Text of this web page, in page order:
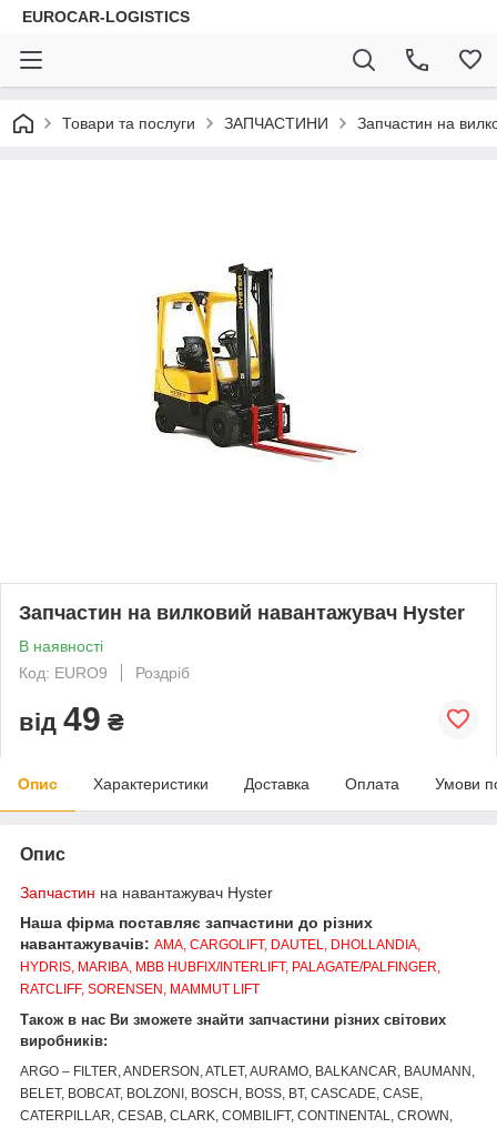
EUROCAR-LOGISTICS
Товари та послуги ЗАПЧАСТИНИ Запчастин на
Запчастин на вилковий навантажувач Hyster
В наявності
Код: EURO9
Роздріб
від 49 ₴
Опис Характеристики Доставка Оплата Умови
Опис
Запчастин на навантажувач Hyster
Наша фірма поставляє запчастини до різних
навантажувачів: AMA, CARGOLIFT, DAUTEL, DHOLLANDIA,
HYDRIS, MARIBA, MBB HUBFIX/INTERLIFT, PALAGATE/PALFINGER,
RATCLIFF, SORENSEN, MAMMUT LIFT
Також в нас Ви зможете знайти запчастини різних світових
виробників:
ARGO – FILTER, ANDERSON, ATLET, AURAMO, BALKANCAR, BAUMANN,
BELET, BOBCAT, BOLZONI, BOSCH, BOSS, BT, CASCADE, CASE,
CATERPILLAR, CESAB, CLARK, COMBILIFT, CONTINENTAL, CROWN,